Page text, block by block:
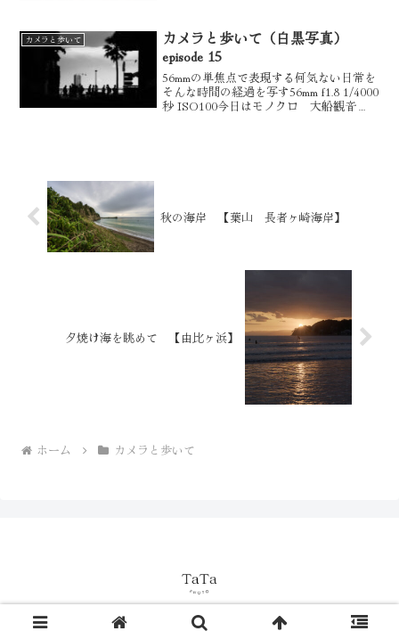
ありアートを満喫でき...
カメラと歩いて
カメラと歩いて（白黒写真）
episode 15
56mmの単焦点で表現する何気ない日常を
そんな時間の経過を写す56mm f1.8 1/4000
秒 ISO100今日はモノクロ 大船観音
秋の海岸 【葉山 長者ヶ崎海岸】
夕焼け海を眺めて 【由比ヶ浜】
ホーム カメラと歩いて
© 2023 TaTa Photo.